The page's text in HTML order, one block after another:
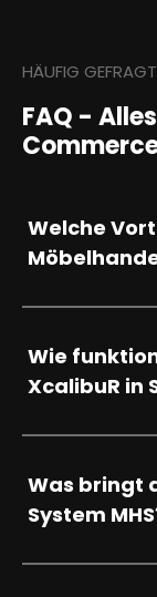
HÄUFIG
FAQ -
Welche
Wie
XcalibuR in
Was bringt
System